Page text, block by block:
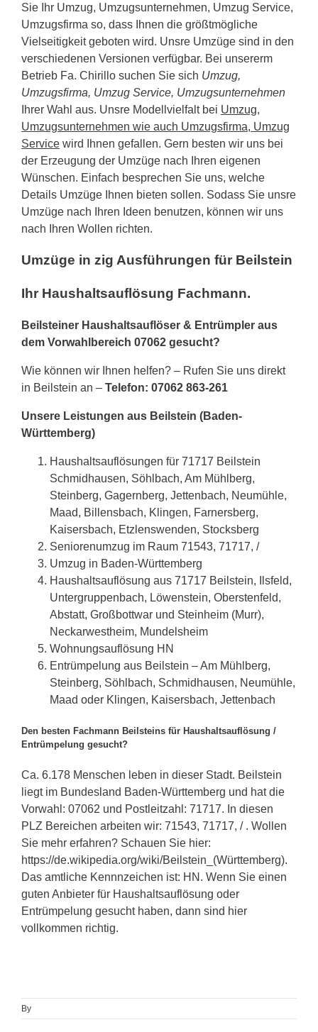
Sie Ihr Umzug, Umzugsunternehmen, Umzug Service,
Umzugsfirma so, dass Ihnen die größtmögliche
Vielseitigkeit geboten wird. Unsre Umzüge sind in den
verschiedenen Versionen verfügbar. Bei unsererm
Betrieb Fa. Chirillo suchen Sie sich Umzug,
Umzugsfirma, Umzug Service, Umzugsunternehmen
Ihrer Wahl aus. Unsre Modellvielfalt bei Umzug,
Umzugsunternehmen wie auch Umzugsfirma, Umzug
Service wird Ihnen gefallen. Gern besten wir uns bei
der Erzeugung der Umzüge nach Ihren eigenen
Wünschen. Einfach besprechen Sie uns, welche
Details Umzüge Ihnen bieten sollen. Sodass Sie unsre
Umzüge nach Ihren Ideen benutzen, können wir uns
nach Ihren Wollen richten.
Umzüge in zig Ausführungen für Beilstein
Ihr Haushaltsauflösung Fachmann.
Beilsteiner Haushaltsauflöser & Entrümpler aus
dem Vorwahlbereich 07062 gesucht?
Wie können wir Ihnen helfen? – Rufen Sie uns direkt
in Beilstein an – Telefon: 07062 863-261
Unsere Leistungen aus Beilstein (Baden-
Württemberg)
Haushaltsauflösungen für 71717 Beilstein
Schmidhausen, Söhlbach, Am Mühlberg,
Steinberg, Gagernberg, Jettenbach, Neumühle,
Maad, Billensbach, Klingen, Farnersberg,
Kaisersbach, Etzlenswenden, Stocksberg
Seniorenumzug im Raum 71543, 71717, /
Umzug in Baden-Württemberg
Haushaltsauflösung aus 71717 Beilstein, Ilsfeld,
Untergruppenbach, Löwenstein, Oberstenfeld,
Abstatt, Großbottwar und Steinheim (Murr),
Neckarwestheim, Mundelsheim
Wohnungsauflösung HN
Entrümpelung aus Beilstein – Am Mühlberg,
Steinberg, Söhlbach, Schmidhausen, Neumühle,
Maad oder Klingen, Kaisersbach, Jettenbach
Den besten Fachmann Beilsteins für Haushaltsauflösung /
Entrümpelung gesucht?
Ca. 6.178 Menschen leben in dieser Stadt. Beilstein
liegt im Bundesland Baden-Württemberg und hat die
Vorwahl: 07062 und Postleitzahl: 71717. In diesen
PLZ Bereichen arbeiten wir: 71543, 71717, / . Wollen
Sie mehr erfahren? Schauen Sie hier:
https://de.wikipedia.org/wiki/Beilstein_(Württemberg).
Das amtliche Kennnzeichen ist: HN. Wenn Sie einen
guten Anbieter für Haushaltsauflösung oder
Entrümpelung gesucht haben, dann sind hier
vollkommen richtig.
By